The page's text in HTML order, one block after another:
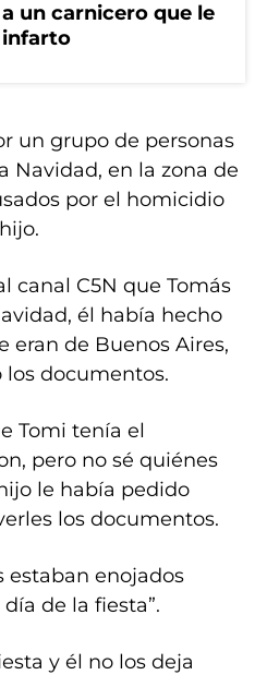
un carnicero que le
infarto
un grupo de personas
Navidad, en la zona de
por el homicidio
canal C5N que Tomás
él había hecho
eran de Buenos Aires,
documentos.
Tomi tenía el
pero no sé quiénes
le había pedido
los documentos.
estaban enojados
de la fiesta”.
y él no los deja